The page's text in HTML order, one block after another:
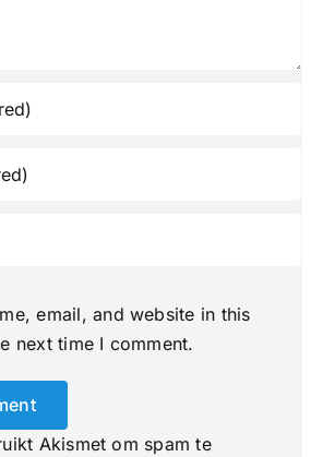
email, and website in this
next time I comment.
Akismet om spam te